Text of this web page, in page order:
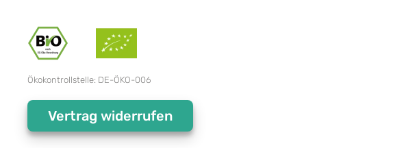
Ökokontrollstelle: DE-ÖKO-006
Vertrag widerrufen